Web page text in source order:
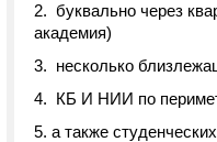
2. буквально через
академия)
3. несколько
4. КБ И НИИ по
5. а также